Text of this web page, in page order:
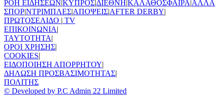
ΡΟΗ ΕΙΔΗΣΕΩΝ|ΚΥΠΡΟΣ|ΔΙΕΘΝΗ|ΚΑΛΑΘΟΣΦΑΙΡΑ|ΑΛΛΑ
ΣΠΟΡ|ΝΤΡΙΜΠΛΕΣ|ΑΠΟΨΕΙΣ|AFTER DERBY|
ΠΡΩΤΟΣΕΛΙΔΟ | TV
ΕΠΙΚΟΙΝΩΝΙΑ|
TAYTOTHTA|
ΟΡΟΙ ΧΡΗΣΗΣ|
COOKIES|
ΕΙΔΟΠΟΙΗΣΗ ΑΠΟΡΡΗΤΟΥ|
ΔΗΛΩΣΗ ΠΡΟΣΒΑΣΙΜΟΤΗΤΑΣ|
ΠΟΛΙΤΗΣ
© Developed by P.C Admin 22 Limited